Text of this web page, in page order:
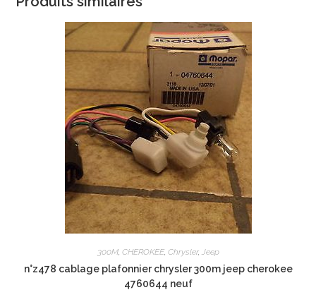
300M, CHEROKEE, Chrysler, Jeep
n°z478 cablage plafonnier chrysler 300m jeep cherokee
4760644 neuf